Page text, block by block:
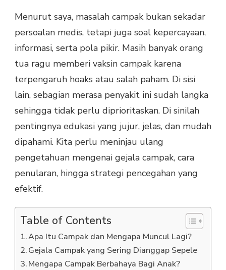
Menurut saya, masalah campak bukan sekadar
persoalan medis, tetapi juga soal kepercayaan,
informasi, serta pola pikir. Masih banyak orang
tua ragu memberi vaksin campak karena
terpengaruh hoaks atau salah paham. Di sisi
lain, sebagian merasa penyakit ini sudah langka
sehingga tidak perlu diprioritaskan. Di sinilah
pentingnya edukasi yang jujur, jelas, dan mudah
dipahami. Kita perlu meninjau ulang
pengetahuan mengenai gejala campak, cara
penularan, hingga strategi pencegahan yang
efektif.
Table of Contents
Apa Itu Campak dan Mengapa Muncul Lagi?
Gejala Campak yang Sering Dianggap Sepele
Mengapa Campak Berbahaya Bagi Anak?